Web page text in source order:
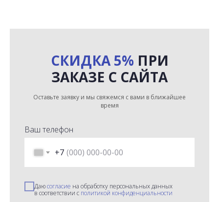
СКИДКА 5% ПРИ
ЗАКАЗЕ С САЙТА
Оставьте заявку и мы свяжемся с вами в ближайшее
время
Ваш телефон
+7
Даюсогласие на обработку персональных данных
в соответствии с политикой конфиденциальности